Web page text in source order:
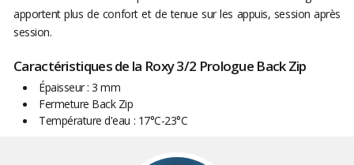
apportent plus de confort et de tenue sur les appuis, session après
session.
Caractéristiques de la Roxy 3/2 Prologue Back Zip
Épaisseur : 3 mm
Fermeture Back Zip
Température d'eau : 17°C-23°C